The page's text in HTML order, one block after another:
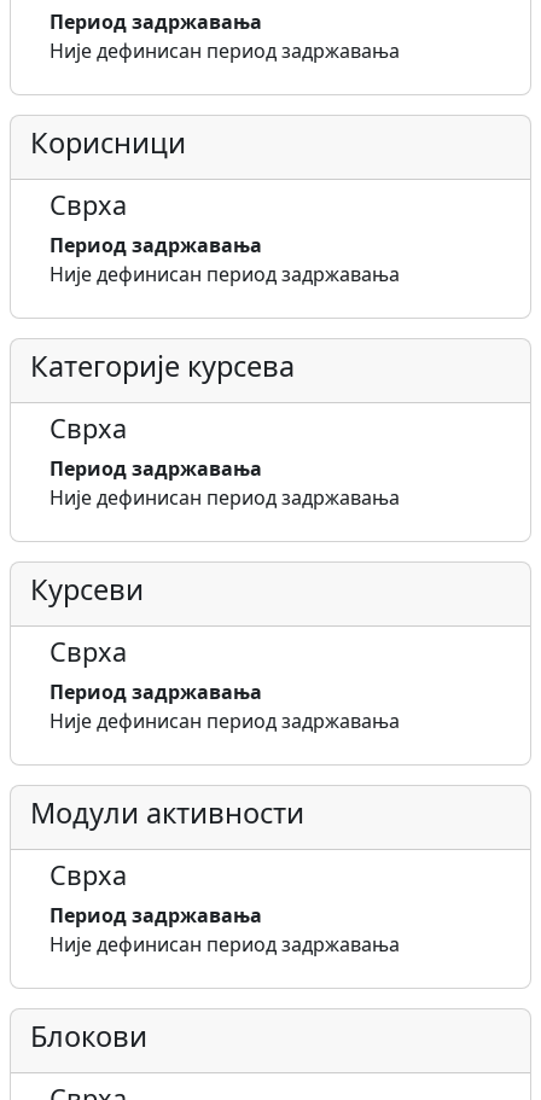
Период задржавања
Није дефинисан период задржавања
Корисници
Сврха
Период задржавања
Није дефинисан период задржавања
Категорије курсева
Сврха
Период задржавања
Није дефинисан период задржавања
Курсеви
Сврха
Период задржавања
Није дефинисан период задржавања
Модули активности
Сврха
Период задржавања
Није дефинисан период задржавања
Блокови